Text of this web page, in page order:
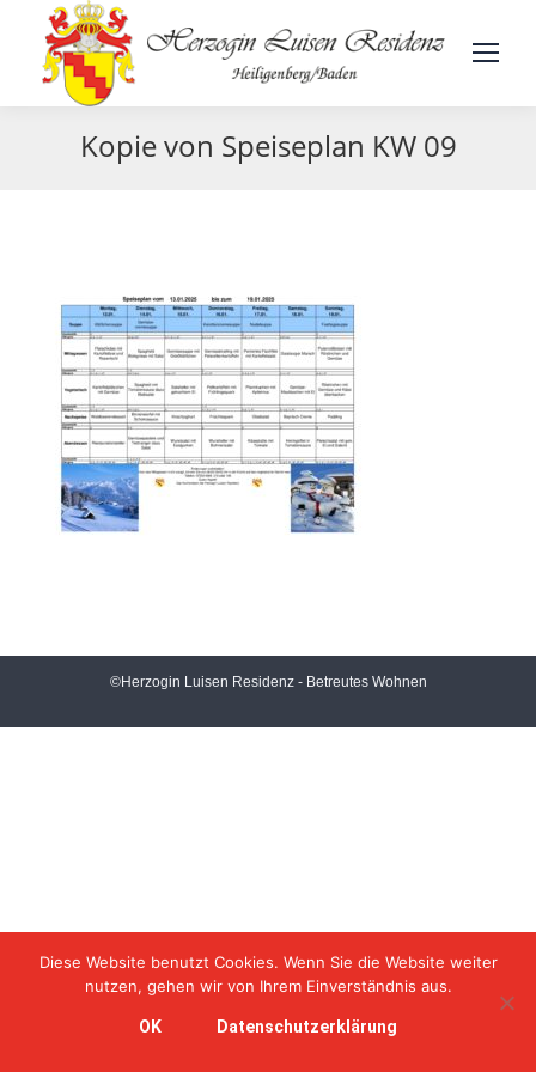
Kopie von Speiseplan KW 09
©Herzogin Luisen Residenz - Betreutes Wohnen
Diese Website benutzt Cookies. Wenn Sie die Website weiter
nutzen, gehen wir von Ihrem Einverständnis aus.
OK Datenschutzerklärung